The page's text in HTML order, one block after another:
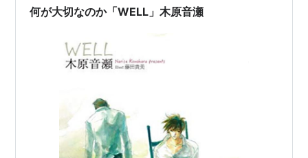
気で読んでいたから……)。 四季にスポットライトを…
何が大切なのか「WELL」木原音瀬